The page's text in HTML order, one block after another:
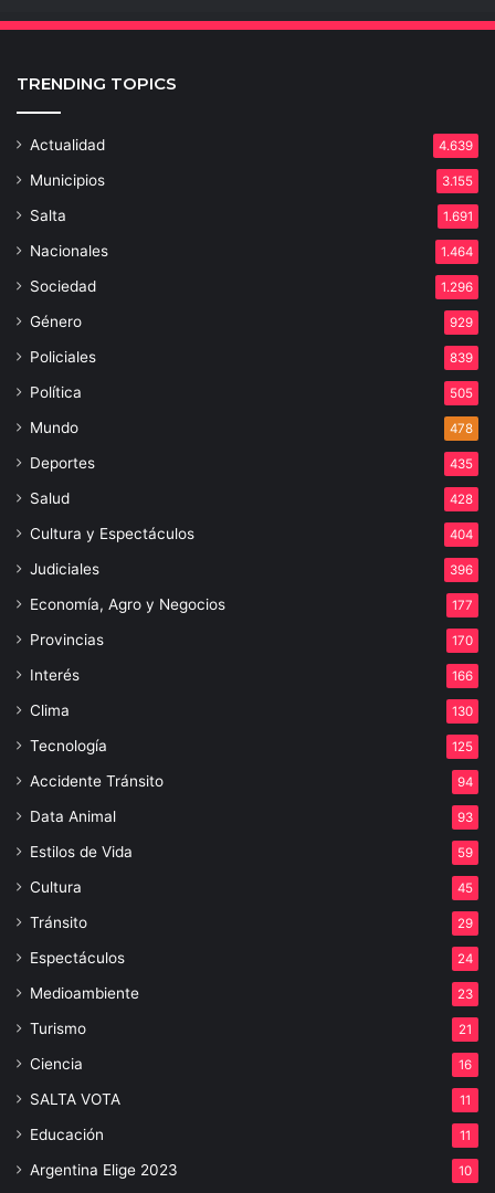
TRENDING TOPICS
Actualidad 4.639
Municipios 3.155
Salta 1.691
Nacionales 1.464
Sociedad 1.296
Género 929
Policiales 839
Política 505
Mundo 478
Deportes 435
Salud 428
Cultura y Espectáculos 404
Judiciales 396
Economía, Agro y Negocios 177
Provincias 170
Interés 166
Clima 130
Tecnología 125
Accidente Tránsito 94
Data Animal 93
Estilos de Vida 59
Cultura 45
Tránsito 29
Espectáculos 24
Medioambiente 23
Turismo 21
Ciencia 16
SALTA VOTA 11
Educación 11
Argentina Elige 2023 10